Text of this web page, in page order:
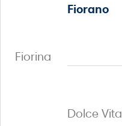
Fiorina
Fiorano
Dolce Vita